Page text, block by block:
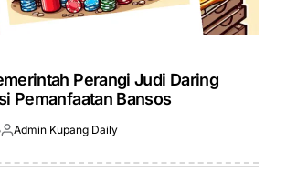
Perangi Judi Daring
Pemanfaatan Bansos
Posted
Admin Kupang Daily